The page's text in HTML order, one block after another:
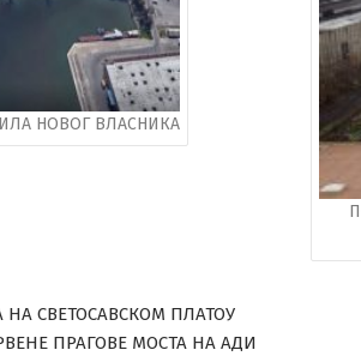
НОВОГ ВЛАСНИКА
НА СВЕТОСАВСКОМ ПЛАТОУ
ПРАГОВЕ МОСТА НА АДИ